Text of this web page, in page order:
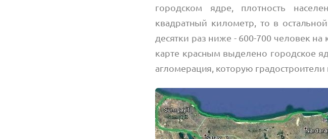
городском ядре, плотность
квадратный километр, то в
десятки раз ниже - 600-700 человек
карте красным выделено городское
агломерация, которую